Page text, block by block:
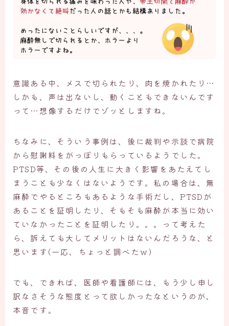
意識ある中、メスで切られたり、肉を焼かれたり…
しかも、声は出ないし、動くこともできないんです
って…想像するだけでゾッとしますね。
ちなみに、そういう事例は、後に裁判や示談で病院
から慰謝料をがっぽりもらっているようでした。
PTSD等、その後の人生に大きく影響をあたえてし
まうことも少なくはないようです。私の場合は、無
麻酔でやるところもあるような手術だし、PTSDが
あることを証明したり、そもそも麻酔が本当に効い
ていなかったことを証明したり。。。って考えた
ら、訴えても大してメリットはないんだろうな、と
思います(一応、ちょっと調べたｗ）
でも、できれば、医師や看護師には、もう少し申し
訳なさそうな態度とって欲しかったなというのが、
本音です。